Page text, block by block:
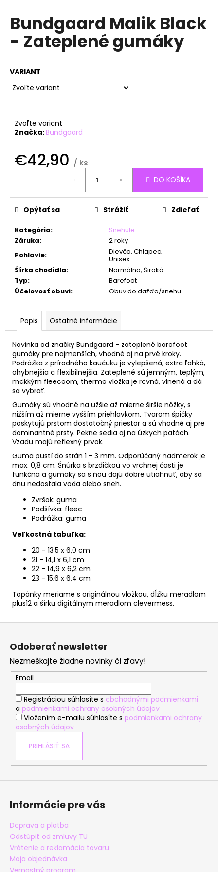
Bundgaard Malik Black
- Zateplené gumáky
VARIANT
Zvoľte variant
Značka:Bundgaard
€42,90 / ks
DO KOŠÍKA
Kategória:
Snehule
Záruka:
2 roky
Pohlavie:
Dievča, Chlapec,
Unisex
Šírka chodidla:
Normálna, Široká
Typ:
Barefoot
Účelovosť obuvi: Obuv do dažďa/snehu
Opýtať sa Strážiť Zdieľať
Popis Ostatné informácie
Novinka od značky Bundgaard - zateplené barefoot
gumáky pre najmenších, vhodné aj na prvé kroky.
Podrážka z prírodného kaučuku je vylepšená, extra ľahká,
ohybnejšia a flexibilnejšia. Zateplené sú jemným, teplým,
mäkkým fleecoom, thermo vložka je rovná, vlnená a dá
sa vybrať.
Gumáky sú vhodné na užšie až mierne širšie nôžky, s
nižším až mierne vyšším priehlavkom. Tvarom špičky
poskytujú prstom dostatočný priestor a sú vhodné aj pre
dominantné prsty. Pekne sedia aj na úzkych pätách.
Vzadu majú reflexný prvok.
Guma pustí do strán 1 - 3 mm. Odporúčaný nadmerok je
max. 0,8 cm. Šnúrka s brzdičkou vo vrchnej časti je
funkčná a gumáky sa s ňou dajú dobre utiahnuť, aby sa
dnu nedostala voda alebo sneh.
Zvršok: guma
Podšívka: fleec
Podrážka: guma
Veľkostná tabuľka:
20 - 13,5 x 6,0 cm
21 - 14,1 x 6,1 cm
22 - 14,9 x 6,2 cm
23 - 15,6 x 6,4 cm
Topánky meriame s originálnou vložkou, dĺžku meradlom
plus12 a šírku digitálnym meradlom clevermess.
j
s
O
d
r
ú
a
m
e
Z
Odoberať newsletter
Nezmeškajte žiadne novinky či zľavy!
Email
Registráciou súhlasíte s obchodnými podmienkami
a podmienkami ochrany osobných údajov
Vložením e-mailu súhlasíte s podmienkami ochrany
osobných údajov
PRIHLÁSIŤ SA
Informácie pre vás
Doprava a platba
Odstúpiť od zmluvy TU
Vrátenie a reklamácia tovaru
Moja objednávka
Vernostný program